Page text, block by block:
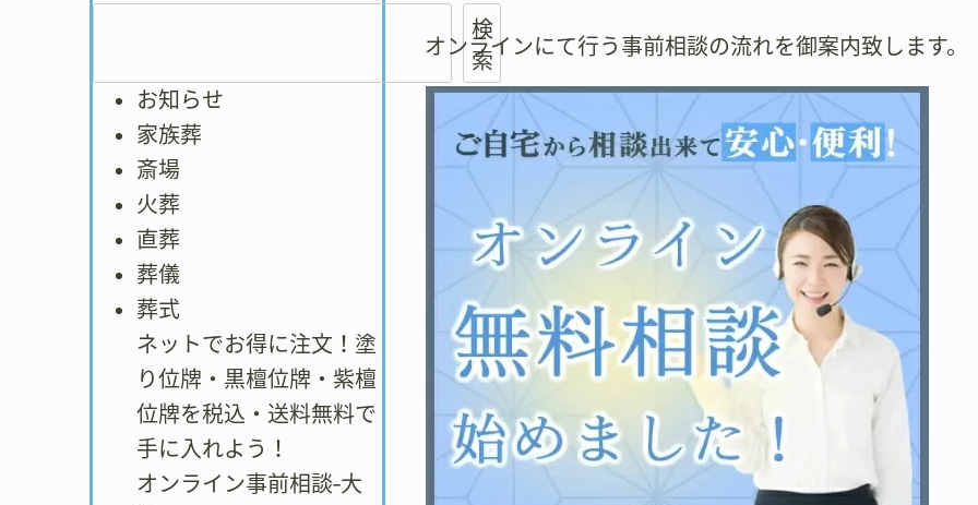
検
索
お知らせ
家族葬
斎場
火葬
直葬
葬儀
葬式
ネットでお得に注文！塗
り位牌・黒檀位牌・紫檀
位牌を税込・送料無料で
手に入れよう！
オンライン事前相談‐大
オンラインにて行う事前相談の流れを御案内致します。